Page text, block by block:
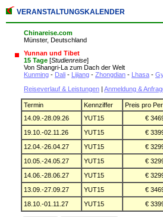
VERANSTALTUNGSKALENDER
Chinareise.com
Münster, Deutschland
Yunnan und Tibet
15 Tage [Studienreise]
Von Shangri-La zum Dach der Welt
Kunming - Dali - Lijiang - Zhongdian - Lhasa -
Reiseverlauf & Leistungen | Anmeldung &
Termin Kennziffer Preis pro
14.09.-28.09.26
YUT15 €
19.10.-02.11.26
YUT15 €
12.04.-26.04.27
YUT15 €
10.05.-24.05.27
YUT15 €
14.06.-28.06.27
YUT15 €
13.09.-27.09.27
YUT15 €
18.10.-01.11.27
YUT15 €